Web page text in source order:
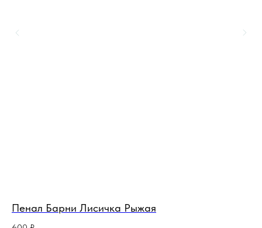
Пенал Барни Лисичка Рыжая